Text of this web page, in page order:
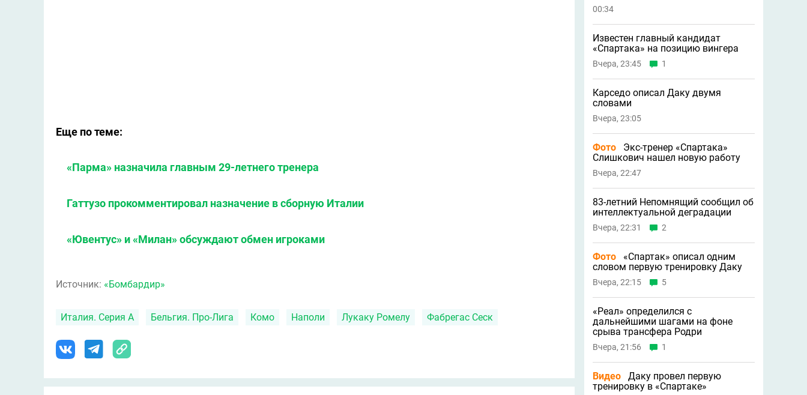
Еще по теме:
«Парма» назначила главным 29-летнего тренера
Гаттузо прокомментировал назначение в сборную Италии
«Ювентус» и «Милан» обсуждают обмен игроками
Источник: «Бомбардир»
Италия. Серия А Бельгия. Про-Лига Комо Наполи Лукаку Ромелу Фабрегас Сеск
00:34
Известен главный кандидат
«Спартака» на позицию вингера
Вчера, 23:45 1
Карседо описал Даку двумя
словами
Вчера, 23:05
Фото
Экс-тренер «Спартака»
Слишкович нашел новую работу
Вчера, 22:47
83-летний Непомнящий сообщил об
интеллектуальной деградации
Вчера, 22:31 2
Фото
«Спартак» описал одним
словом первую тренировку Даку
Вчера, 22:15 5
«Реал» определился с
дальнейшими шагами на фоне
срыва трансфера Родри
Вчера, 21:56 1
Видео
Даку провел первую
тренировку в «Спартаке»